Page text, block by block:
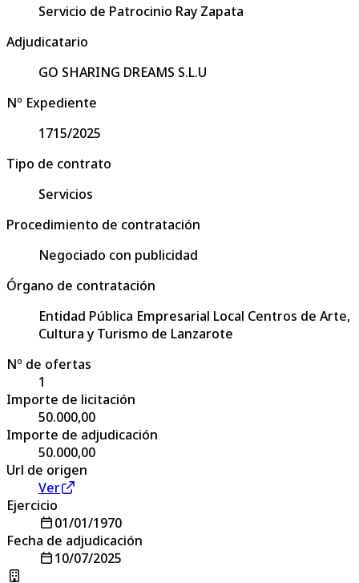
Servicio de Patrocinio Ray Zapata
Adjudicatario
GO SHARING DREAMS S.L.U
Nº Expediente
1715/2025
Tipo de contrato
Servicios
Procedimiento de contratación
Negociado con publicidad
Órgano de contratación
Entidad Pública Empresarial Local Centros de Arte,
Cultura y Turismo de Lanzarote
Nº de ofertas
1
Importe de licitación
50.000,00
Importe de adjudicación
50.000,00
Url de origen
Ver
Ejercicio
01/01/1970
Fecha de adjudicación
10/07/2025